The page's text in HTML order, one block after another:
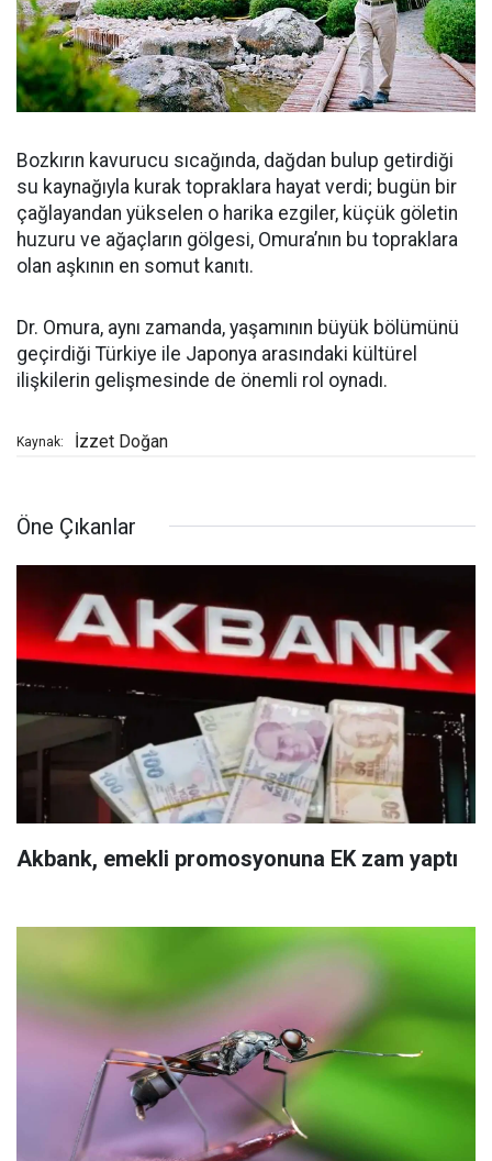
Bozkırın kavurucu sıcağında, dağdan bulup getirdiği
su kaynağıyla kurak topraklara hayat verdi; bugün bir
çağlayandan yükselen o harika ezgiler, küçük göletin
huzuru ve ağaçların gölgesi, Omura’nın bu topraklara
olan aşkının en somut kanıtı.
Dr. Omura, aynı zamanda, yaşamının büyük bölümünü
geçirdiği Türkiye ile Japonya arasındaki kültürel
ilişkilerin gelişmesinde de önemli rol oynadı.
Kaynak: İzzet Doğan
Öne Çıkanlar
Akbank, emekli promosyonuna EK zam yaptı